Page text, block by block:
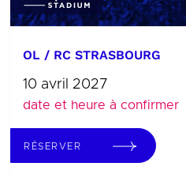
OL / RC STRASBOURG
10 avril 2027
date et heure à confirmer
RÉSERVER